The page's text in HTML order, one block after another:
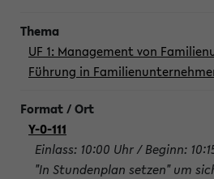
UF 1: Management von
Führung in
Y-0-111
Einlass: 10:00 Uhr / Beginn:
"In Stundenplan setzen" um